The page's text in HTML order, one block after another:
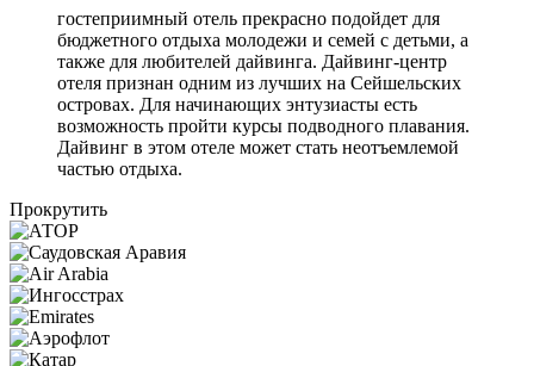
гостеприимный отель прекрасно подойдет для
бюджетного отдыха молодежи и семей с детьми, а
также для любителей дайвинга. Дайвинг-центр
отеля признан одним из лучших на Сейшельских
островах. Для начинающих энтузиасты есть
возможность пройти курсы подводного плавания.
Дайвинг в этом отеле может стать неотъемлемой
частью отдыха.
Прокрутить